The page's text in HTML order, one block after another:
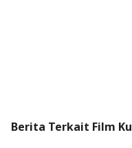
Berita Terkait Film